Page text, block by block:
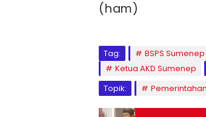
(ham)
Tag: BSPS Sumenep
Ketua AKD Sumenep
Topik:
Pemerintahan